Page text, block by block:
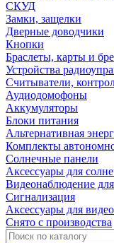
СКУД
Замки, защелки
Дверные доводчики
Кнопки
Браслеты, карты и
Устройства
Считыватели,
Аудиодомофоны
Аккумуляторы
Блоки питания
Альтернативная
Комплекты
Солнечные панели
Аксессуары для
Видеонаблюдение
Сигнализация
Аксессуары для
Снято с производства